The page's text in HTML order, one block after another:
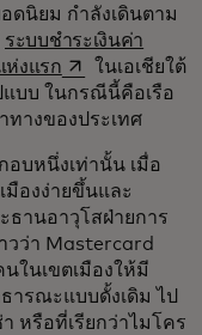
ดนิยม กำลังเดินตาม
ระบบชำระเงินค่า
ห่งแรกopens in a new
ในเอเชียใต้
บบ ในกรณีนี้คือเรือ
ทางของประเทศ
อบหนึ่งเท่านั้น เมื่อ
มืองง่ายขึ้นและ
ธานอาวุโสฝ่ายการ
วว่า Mastercard
ในเขตเมืองให้มี
ารณะแบบดั้งเดิม ไป
หรือที่เรียกว่าไมโคร